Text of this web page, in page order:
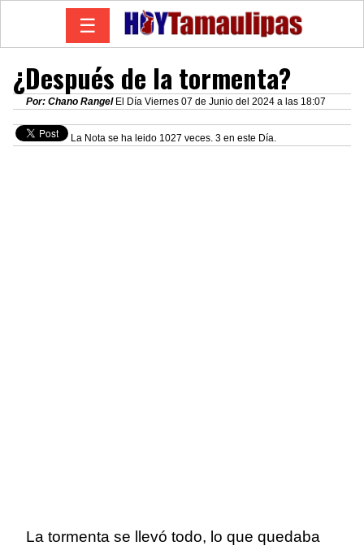
☰
¿Después de la tormenta?
Por: Chano RangelEl Día Viernes 07 de Junio del 2024 a las 18:07
La Nota se ha leido 1027 veces. 3 en este Día.
La tormenta se llevó todo, lo que quedaba